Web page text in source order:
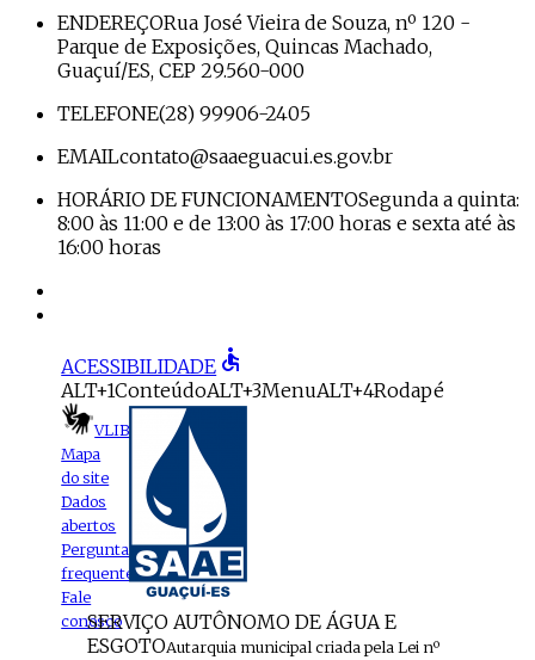
ENDEREÇORua José Vieira de Souza, nº 120 -
Parque de Exposições, Quincas Machado,
Guaçuí/ES, CEP 29.560-000
TELEFONE(28) 99906-2405
EMAILcontato@saaeguacui.es.gov.br
HORÁRIO DE FUNCIONAMENTOSegunda a quinta:
8:00 às 11:00 e de 13:00 às 17:00 horas e sexta até às
16:00 horas
ACESSIBILIDADE accessible
ALT+1ConteúdoALT+3MenuALT+4Rodapé
VLIBRAS
Mapa
do site
Dados
abertos
Perguntas
frequentes
Fale
conosco
SERVIÇO AUTÔNOMO DE ÁGUA E
ESGOTOAutarquia municipal criada pela Lei nº